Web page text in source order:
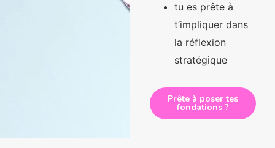
tu es prête à
t’impliquer dans
la réflexion
stratégique
Prête à poser tes
fondations ?